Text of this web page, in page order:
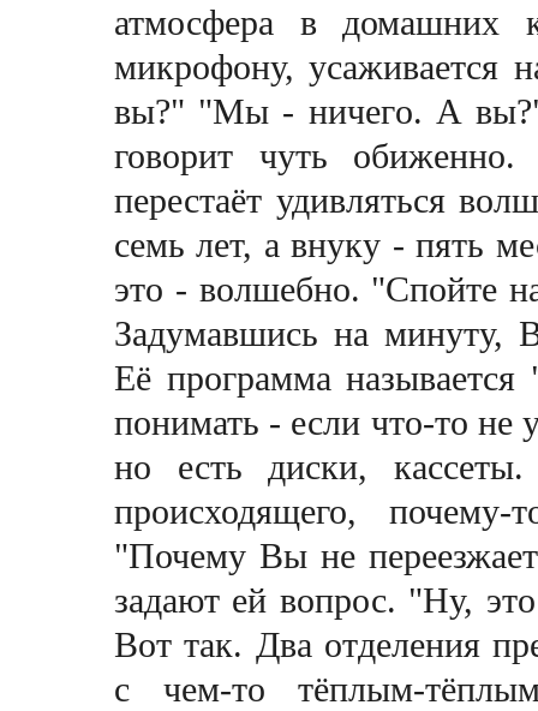
атмосфера в домашних
микрофону, усаживается
вы?" "Мы - ничегo. А
говорит чуть
перестаёт удивляться
семь лет, а внуку - пять
это - волшебно. "Спойте
Задумавшись на минуту,
Её программа
понимать - если что-то
но есть диски,
происходящего,
"Почему Вы не
задают ей вопрос. "Ну,
Вот так. Два отделения
с чем-то тёплым-